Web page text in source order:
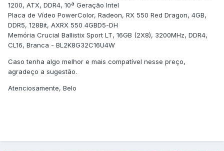
1200, ATX, DDR4, 10ª Geração Intel
Placa de Vídeo PowerColor, Radeon, RX 550 Red Dragon, 4GB,
DDR5, 128Bit, AXRX 550 4GBD5-DH
Memória Crucial Ballistix Sport LT, 16GB (2X8), 3200MHz, DDR4,
CL16, Branca - BL2K8G32C16U4W
Caso tenha algo melhor e mais compatível nesse preço,
agradeço a sugestão.
Atenciosamente, Belo